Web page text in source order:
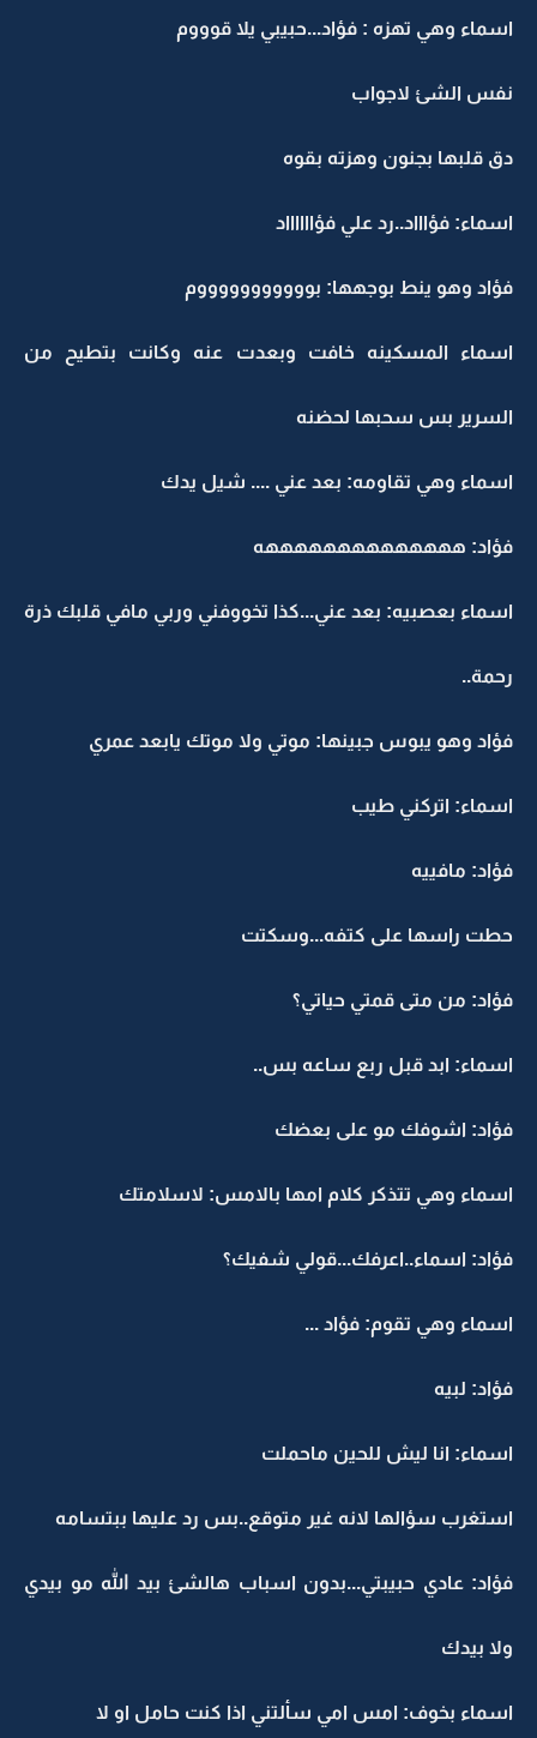
اسماء وهي تهزه : فؤاد...حبيبي يلا قوووم
نفس الشئ لاجواب
دق قلبها بجنون وهزته بقوه
اسماء: فؤاااد..رد علي فؤااااااد
فؤاد وهو ينط بوجهها: بوووووووووووم
اسماء المسكينه خافت وبعدت عنه وكانت بتطيح من
السرير بس سحبها لحضنه
اسماء وهي تقاومه: بعد عني .... شيل يدك
فؤاد: ههههههههههههههه
اسماء بعصبيه: بعد عني...كذا تخووفني وربي مافي قلبك ذرة
رحمة..
فؤاد وهو يبوس جبينها: موتي ولا موتك يابعد عمري
اسماء: اتركني طيب
فؤاد: مافييه
حطت راسها على كتفه...وسكتت
فؤاد: من متى قمتي حياتي؟
اسماء: ابد قبل ربع ساعه بس..
فؤاد: اشوفك مو على بعضك
اسماء وهي تتذكر كلام امها بالامس: لاسلامتك
فؤاد: اسماء..اعرفك...قولي شفيك؟
اسماء وهي تقوم: فؤاد ...
فؤاد: لبيه
اسماء: انا ليش للحين ماحملت
استغرب سؤالها لانه غير متوقع..بس رد عليها ببتسامه
فؤاد: عادي حبيبتي...بدون اسباب هالشئ بيد الله مو بيدي
ولا بيدك
اسماء بخوف: امس امي سألتني اذا كنت حامل او لا